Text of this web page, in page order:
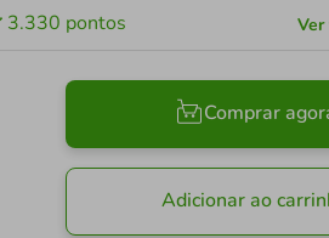
3.330 pontos Ver
Comprar
Adicionar ao